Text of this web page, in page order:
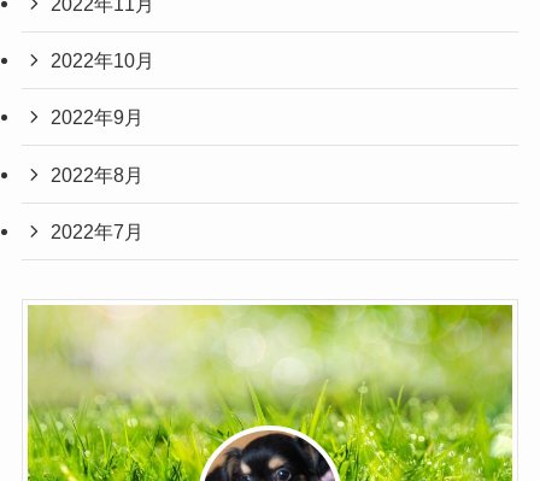
2022年10月
2022年9月
2022年8月
2022年7月